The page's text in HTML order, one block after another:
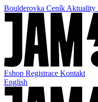
Boulderovka Ceník Aktuality
Eshop Registrace Kontakt
English